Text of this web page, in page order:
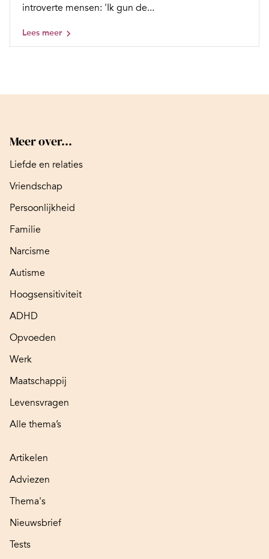
introverte mensen: 'Ik gun de...
Lees meer
Meer over...
Liefde en relaties
Vriendschap
Persoonlijkheid
Familie
Narcisme
Autisme
Hoogsensitiviteit
ADHD
Opvoeden
Werk
Maatschappij
Levensvragen
Alle thema’s
Artikelen
Adviezen
Thema's
Nieuwsbrief
Tests